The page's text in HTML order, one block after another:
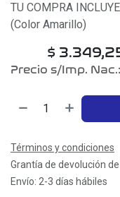
TU COMPRA
(Color Amarillo)
$
Precio s/Imp. Nac.:
Términos y condiciones
Grantía de devolución
Envío: 2-3 días hábiles